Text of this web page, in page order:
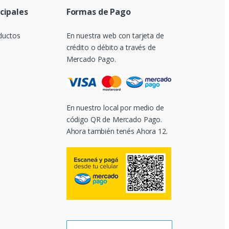
Formas de Pago
En nuestra web con tarjeta de
crédito o débito a través de
Mercado Pago.
En nuestro local por medio de
código QR de Mercado Pago.
Ahora también tenés Ahora 12.